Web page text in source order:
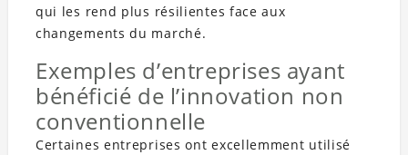
qui les rend plus résilientes face aux
changements du marché.
Exemples d’entreprises ayant
bénéficié de l’innovation non
conventionnelle
Certaines entreprises ont excellemment utilisé